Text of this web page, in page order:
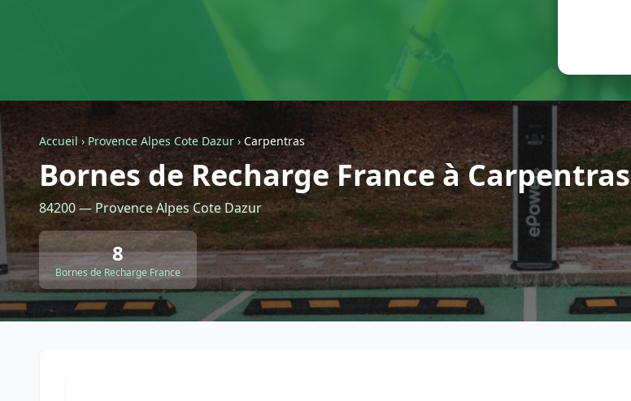
Accueil › Provence Alpes Cote Dazur › Carpentras
Bornes de Recharge France à Carpentras
84200 — Provence Alpes Cote Dazur
8
Bornes de Recharge France